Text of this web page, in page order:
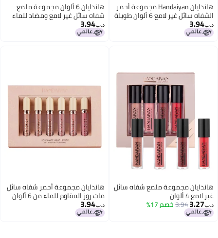
هاندايان Handaiyan مجموعة أحمر
الشفاه سائل غير لامع 6 ألوان طويلة
الأمد مقاوم للماء للنساء صبغة
عالية المخملية عارية سوبر البقاء
د.ب‏3.94
هاندايان 6 ألوان مجموعة ملمع
شفاه سائل غير لامع ومضاد للماء
د.ب‏3.94
هاندايان مجموعة ملمع شفاه سائل
غير لامع 4 ألوان
د.ب‏3.27
3.94خصم 17%
هاندايان مجموعة أحمر شفاه سائل
مات روز المقاوم للماء من 6 ألوان
د.ب‏3.94